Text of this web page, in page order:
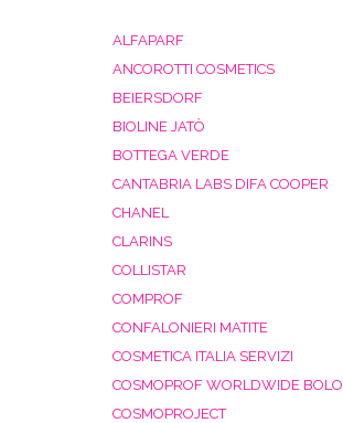
ALFAPARF
ANCOROTTI COSMETICS
BEIERSDORF
BIOLINE JATÒ
BOTTEGA VERDE
CANTABRIA LABS DIFA COOPER
CHANEL
CLARINS
COLLISTAR
COMPROF
CONFALONIERI MATITE
COSMETICA ITALIA SERVIZI
COSMOPROF WORLDWIDE
COSMOPROJECT